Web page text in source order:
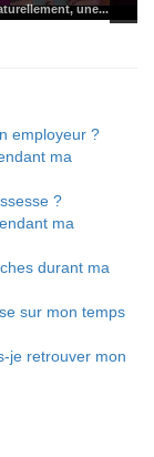
une...
employeur ?
ma
?
ma
durant ma
sur mon temps
je retrouver mon